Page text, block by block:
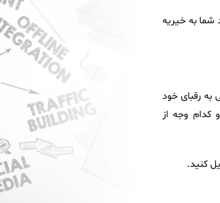
شما به خیریه
به رقبای خود
کدام وجه از
کنید.